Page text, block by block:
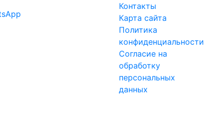
Контакты
Карта сайта
Политика
конфиденциальности
Согласие на
обработку
персональных
данных